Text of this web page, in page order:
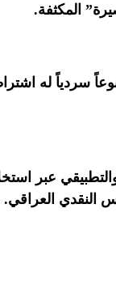
المكثفة.
سردياً له
عبر
النقدي العراقي.